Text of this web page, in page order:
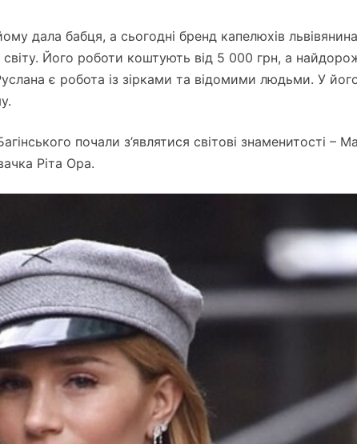
дала бабця, а сьогодні бренд капелюхів львівянина
світу. Його роботи коштують від 5 000 грн, а
є робота із зірками та відомими людьми. У
почали з’являтися світові знаменитості –
Ріта Ора.